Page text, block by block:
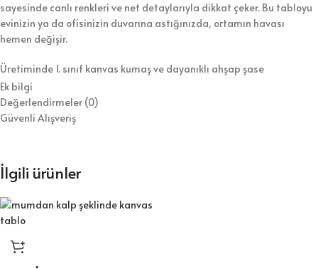
sayesinde canlı renkleri ve net detaylarıyla dikkat çeker. Bu tabloyu
evinizin ya da ofisinizin duvarına astığınızda, ortamın havası
hemen değişir.
Üretiminde 1. sınıf kanvas kumaş ve dayanıklı ahşap şase
kullanıyoruz. Bununla birlikte, tabloyu koruyucu vernikle kaplayarak
hem temizlik kolaylığı hem de uzun ömür sağlıyoruz. Ürünü duvara
asılmaya hazır şekilde gönderiyoruz, böylece kurulumla zaman
⭐ Tablo Ürün Özellikleri:
Kaliteli dijital baskı ile canlı ve net görseller
Duvara kolayca asılabilecek hafif yapı
Ek bilgi
Değerlendirmeler (0)
Güvenli Alışveriş
İlgili ürünler